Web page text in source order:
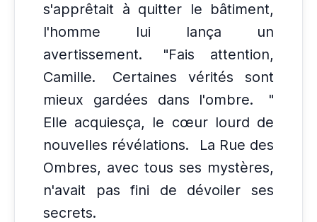
s'apprêtait à quitter le bâtiment,
l'homme lui lança un
avertissement.
"Fais attention,
Camille.
Certaines vérités sont
mieux gardées dans l'ombre.
"
Elle acquiesça, le cœur lourd de
nouvelles révélations.
La Rue des
Ombres, avec tous ses mystères,
n'avait pas fini de dévoiler ses
secrets.